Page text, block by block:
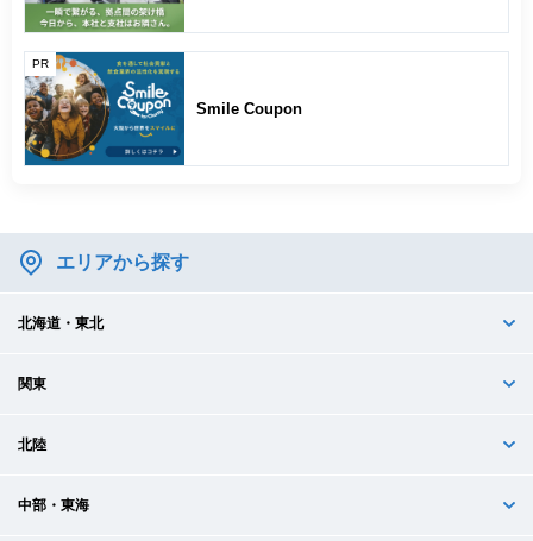
PR
Smile Coupon
エリアから探す
北海道・東北
関東
北陸
中部・東海